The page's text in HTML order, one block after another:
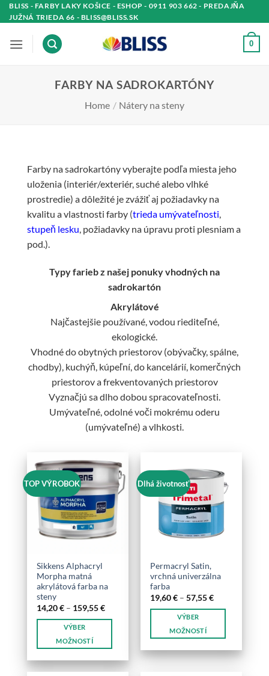
Skip
to
BLISS - FARBY LAKY KOŠICE - ESHOP - 0911 903 662 - PREDAJŇA
JUŽNÁ TRIEDA 66 - BLISS@BLISS.SK
0
FARBY NA SADROKARTÓNY
Home / Nátery na steny
Farby na sadrokartóny vyberajte podľa miesta jeho
uloženia (interiér/exteriér, suché alebo vlhké
prostredie) a dôležité je zvážiť aj požiadavky na
kvalitu a vlastnosti farby (trieda umývateľnosti,
stupeň lesku, požiadavky na úpravu proti plesniam a
pod.).
Typy farieb z našej ponuky vhodných na
sadrokartón
Akrylátové
Najčastejšie používané, vodou riediteľné,
ekologické.
Vhodné do obytných priestorov (obývačky, spálne,
chodby), kuchýň, kúpeľní, do kancelárií, komerčných
priestorov a frekventovaných priestorov
Vyznačjú sa dlho dobou spracovateľnosti.
Umývateľné, odolné voči mokrému oderu
(umývateľné) a vlhkosti.
TOP VÝROBOK
Sikkens Alphacryl
Morpha matná
akrylátová farba na
steny
14,20€ – 159,55€Price
14,20 €
VÝBER
MOŽNOSTÍ
produkt
Dlhá životnosť
Permacryl Satin,
vrchná univerzálna
farba
19,60€ – 57,55€Price
19,60 €
VÝBER
MOŽNOSTÍ
produkt